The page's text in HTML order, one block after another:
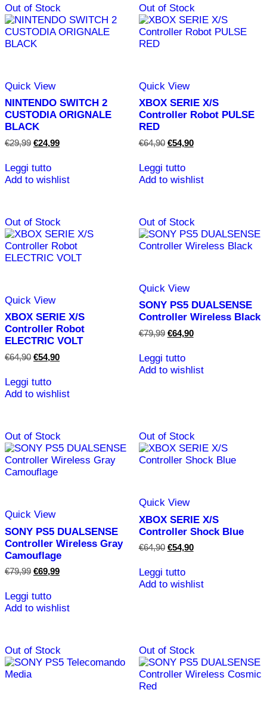
Out of Stock
Quick View
NINTENDO SWITCH 2
CUSTODIA ORIGNALE
BLACK
€29,99 Il
era:
€29,99.
€24,99Il
€24,99.
Leggi tutto
Add to wishlist
Out of Stock
Quick View
XBOX SERIE X/S
Controller Robot PULSE
RED
€64,90 Il
era:
€64,90.
€54,90Il
€54,90.
Leggi tutto
Add to wishlist
Out of Stock
Quick View
XBOX SERIE X/S
Controller Robot
ELECTRIC VOLT
€64,90 Il
era:
€64,90.
€54,90Il
€54,90.
Leggi tutto
Add to wishlist
Out of Stock
Quick View
SONY PS5 DUALSENSE
Controller Wireless Black
€79,99 Il
era:
€79,99.
€64,90Il
€64,90.
Leggi tutto
Add to wishlist
Out of Stock
Quick View
SONY PS5 DUALSENSE
Controller Wireless Gray
Camouflage
€79,99 Il
era:
€79,99.
€69,99Il
€69,99.
Leggi tutto
Add to wishlist
Out of Stock
Quick View
XBOX SERIE X/S
Controller Shock Blue
€64,90 Il
era:
€64,90.
€54,90Il
€54,90.
Leggi tutto
Add to wishlist
Out of Stock Out of Stock